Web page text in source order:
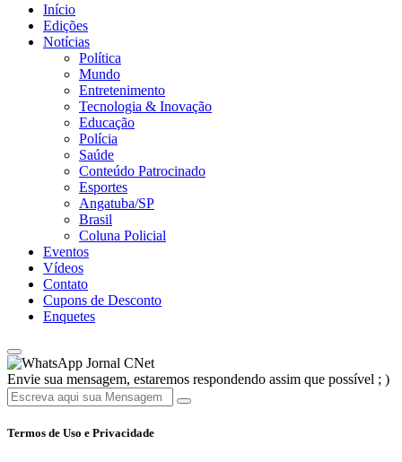
Início
Edições
Notícias
Política
Mundo
Entretenimento
Tecnologia & Inovação
Educação
Polícia
Saúde
Conteúdo Patrocinado
Esportes
Angatuba/SP
Brasil
Coluna Policial
Eventos
Vídeos
Contato
Cupons de Desconto
Enquetes
Jornal CNet
Envie sua mensagem, estaremos respondendo assim que possível ; )
Termos de Uso e Privacidade